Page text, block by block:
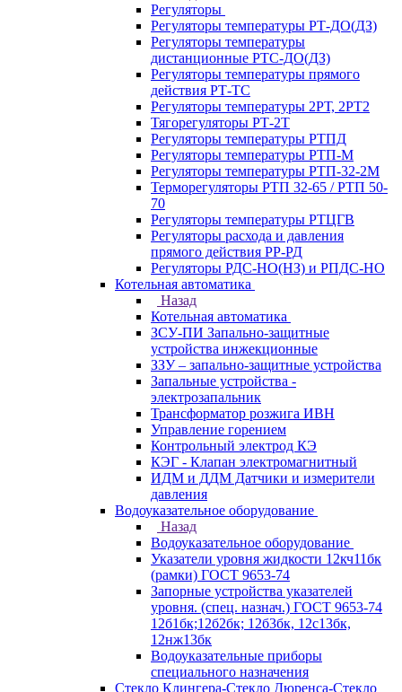
Регуляторы
Регуляторы температуры РТ-ДО(ДЗ)
Регуляторы температуры
дистанционные РТС-ДО(ДЗ)
Регуляторы температуры прямого
действия РТ-ТС
Регуляторы температуры 2РТ, 2РT2
Тягорегуляторы РТ-2Т
Регуляторы температуры РТПД
Регуляторы температуры РТП-M
Регуляторы температуры РТП-32-2М
Терморегуляторы РТП 32-65 / РТП 50-
70
Регуляторы температуры РТЦГВ
Регуляторы расхода и давления
прямого действия РР-РД
Регуляторы РДС-НО(НЗ) и РПДС-НО
Котельная автоматика
Назад
Котельная автоматика
ЗСУ-ПИ Запально-защитные
устройства инжекционные
ЗЗУ – запально-защитные устройства
Запальные устройства -
электрозапальник
Трансформатор розжига ИВН
Управление горением
Контрольный электрод КЭ
КЭГ - Клапан электромагнитный
ИДМ и ДДМ Датчики и измерители
давления
Водоуказательное оборудование
Назад
Водоуказательное оборудование
Указатели уровня жидкости 12кч11бк
(рамки) ГОСТ 9653-74
Запорные устройства указателей
уровня. (спец. назнач.) ГОСТ 9653-74
12б1бк;12б2бк; 12б3бк, 12с13бк,
12нж13бк
Водоуказательные приборы
специального назначения
Стекло Клингера-Стекло Дюренса-Стекло